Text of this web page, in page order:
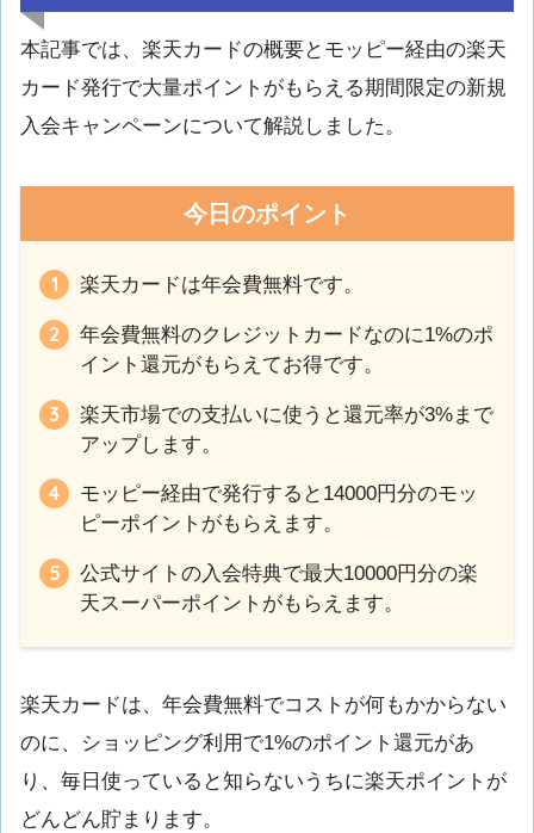
本記事では、楽天カードの概要とモッピー経由の楽天
カード発行で大量ポイントがもらえる期間限定の新規
入会キャンペーンについて解説しました。
今日のポイント
楽天カードは年会費無料です。
年会費無料のクレジットカードなのに1%のポ
イント還元がもらえてお得です。
楽天市場での支払いに使うと還元率が3%まで
アップします。
モッピー経由で発行すると14000円分のモッ
ピーポイントがもらえます。
公式サイトの入会特典で最大10000円分の楽
天スーパーポイントがもらえます。
楽天カードは、年会費無料でコストが何もかからない
のに、ショッピング利用で1%のポイント還元があ
り、毎日使っていると知らないうちに楽天ポイントが
どんどん貯まります。